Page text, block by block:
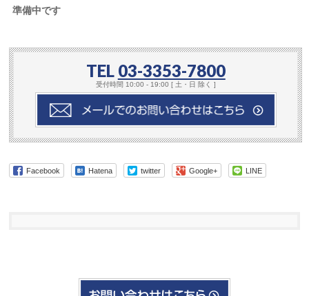
準備中です
TEL 03-3353-7800
受付時間 10:00 - 19:00 [ 土・日 除く ]
Facebook Hatena twitter Google+ LINE